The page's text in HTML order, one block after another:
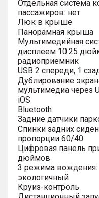
Отдельная система
пассажиров: нет
Люк в крыше
Панорамная крыша
Мультимедийная
дисплеем 10.25
радиоприемник
USB 2 спереди, 1
Дублирование
мультимедиа через
iOS
Bluetooth
Задние датчики
Спинки задних
пропорции 60/40
Цифровая панель
дюймов
3 режима вождения:
экологичный
Круиз-контроль